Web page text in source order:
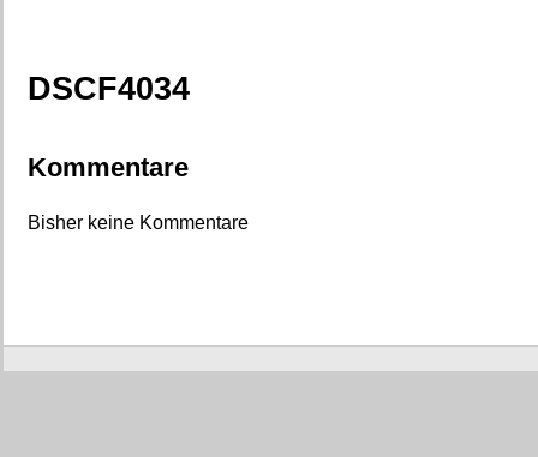
DSCF4034
Kommentare
Bisher keine Kommentare